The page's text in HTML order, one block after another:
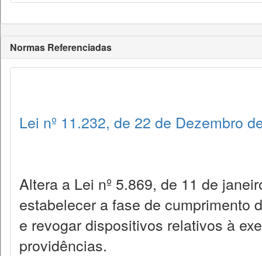
Normas Referenciadas
Lei nº 11.232, de 22 de Dezembro
Altera a Lei nº 5.869, de 11 de
estabelecer a fase de cumprimento
e revogar dispositivos relativos à
providências.